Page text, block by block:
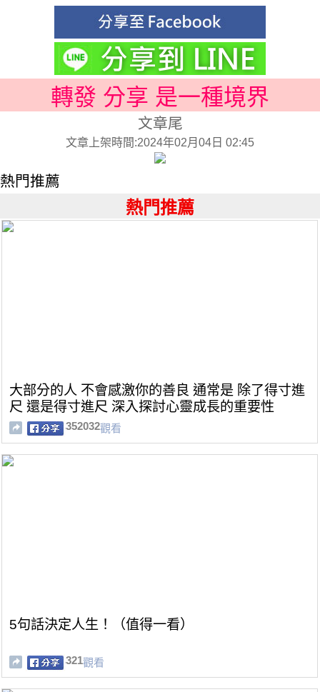
轉發 分享 是一種境界
文章尾
文章上架時間:2024年02月04日 02:45
熱門推薦
熱門推薦
大部分的人 不會感激你的善良 通常是 除了得寸進
尺 還是得寸進尺 深入探討心靈成長的重要性
352032觀看
5句話決定人生！（值得一看）
321觀看